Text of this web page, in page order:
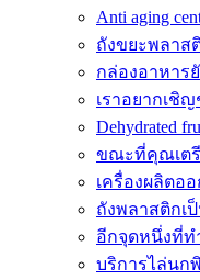
Anti aging
ถังขยะพลาส
กล่องอาหาร
เราอยากเชิ
Dehydrated
ขณะที่คุณเตรี
เครื่องผลิตอ
ถังพลาสติกเ
อีกจุดหนึ่งที่ท
บริการไล่นก